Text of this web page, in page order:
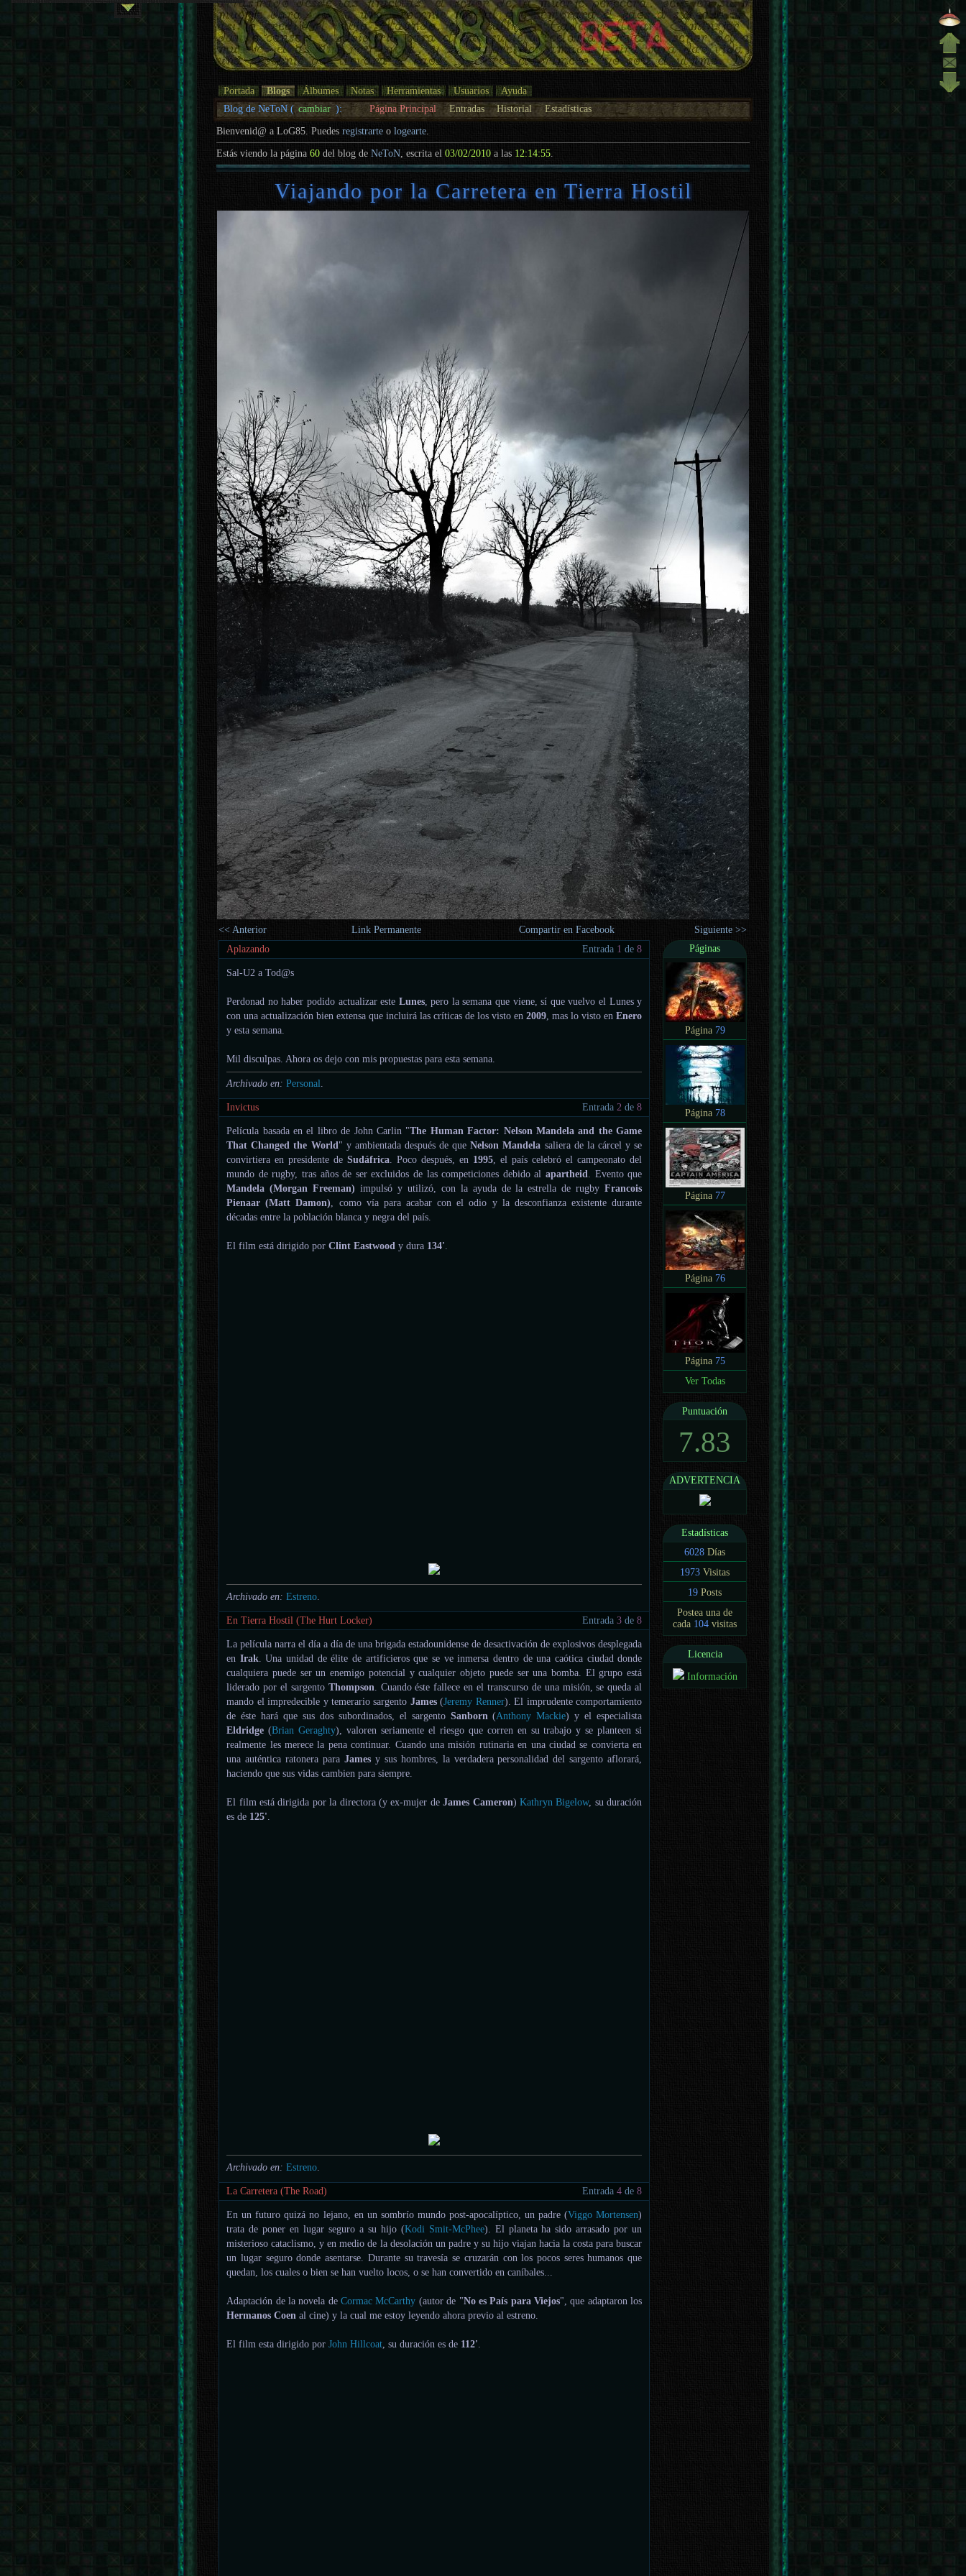
Portada Blogs Álbumes Notas Herramientas Usuarios
Ayuda
Blog de NeToN ( cambiar ): Página Principal Entradas Historial Estadísticas
Bienvenid@ a LoG85. Puedesregistrarte ologearte.
Estás viendo la página60 del blog deNeToN , escrita el03/02/2010 a las 12:14:55
Viajando por la Carretera en Tierra Hostil
<< Anterior Link Permanente Compartir en Facebook
Siguiente >>
Aplazando
Entrada 1 de8
Sal-U2 a Tod@s
Perdonad no haber podido actualizar este Lunes, pero la semana que viene, sí que vuelvo el Lunes y
con una actualización bien extensa que incluirá las críticas de los visto en2009 , mas lo visto enEnero
y esta semana.
Mil disculpas. Ahora os dejo con mis propuestas para esta semana.
Archivado en: Personal.
Invictus Entrada2 de8
Película basada en el libro de John Carlin "The Human Factor: Nelson Mandela and the Game
That Changed the World" y ambientada después de queNelson Mandela saliera de la cárcel y se
convirtiera en presidente deSudáfrica. Poco después, en 1995, el país celebró el campeonato del
mundo de rugby, tras años de ser excluidos de las competiciones debido al apartheid. Evento que
Mandela (Morgan Freeman) impulsó y utilizó, con la ayuda de la estrella de rugbyFrancois
Pienaar (Matt Damon), como vía para acabar con el odio y la desconfianza existente durante
décadas entre la población blanca y negra del país.
El film está dirigido porClint Eastwood y dura 134'.
Archivado en: Estreno
En Tierra Hostil (The Hurt Locker) Entrada3 de8
La película narra el día a día de una brigada estadounidense de desactivación de explosivos desplegada
en Irak . Una unidad de élite de artificieros que se ve inmersa dentro de una caótica ciudad donde
cualquiera puede ser un enemigo potencial y cualquier objeto puede ser una bomba. El grupo está
liderado por el sargento Thompson . Cuando éste fallece en el transcurso de una misión, se queda al
mando el impredecible y temerario sargento James(Jeremy Renner). El imprudente comportamiento
de éste hará que sus dos subordinados, el sargento Sanborn (Anthony Mackie) y el especialista
Eldridge (Brian Geraghty), valoren seriamente el riesgo que corren en su trabajo y se planteen si
realmente les merece la pena continuar. Cuando una misión rutinaria en una ciudad se convierta en
una auténtica ratonera para Jamesy sus hombres, la verdadera personalidad del sargento aflorará,
haciendo que sus vidas cambien para siempre.
El film está dirigida por la directora (y ex-mujer deJames Cameron) Kathryn Bigelow, su duración
es de 125'
Archivado en: Estreno
La Carretera (The Road) Entrada4 de8
En un futuro quizá no lejano, en un sombrío mundo post-apocalíptico, un padre (Viggo Mortensen)
trata de poner en lugar seguro a su hijo (Kodi Smit-McPhee). El planeta ha sido arrasado por un
misterioso cataclismo, y en medio de la desolación un padre y su hijo viajan hacia la costa para buscar
un lugar seguro donde asentarse. Durante su travesía se cruzarán con los pocos seres humanos que
quedan, los cuales o bien se han vuelto locos, o se han convertido en caníbales...
Adaptación de la novela deCormac McCarthy (autor de "No es País para Viejos", que adaptaron los
Hermanos Coen al cine) y la cual me estoy leyendo ahora previo al estreno.
El film esta dirigido porJohn Hillcoat , su duración es de 112'
Páginas
Página 79
Página 78
Página 77
Página 76
Página 75
Ver Todas
Puntuación
7.83
ADVERTENCIA
Estadísticas
6028 Días
1973 Visitas
19 Posts
Postea una de
cada 104 visitas
Licencia
Información